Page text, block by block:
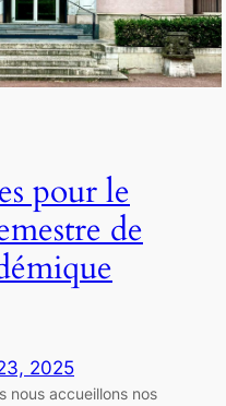
pour le
de
2025
nous accueillons nos